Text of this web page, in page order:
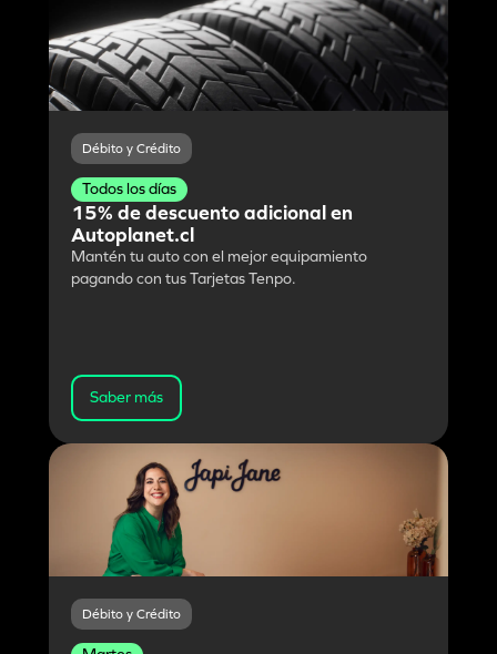
Débito y Crédito
Todos los días
15% de descuento adicional en
Autoplanet.cl
Mantén tu auto con el mejor equipamiento
pagando con tus Tarjetas Tenpo.
Saber más
Débito y Crédito